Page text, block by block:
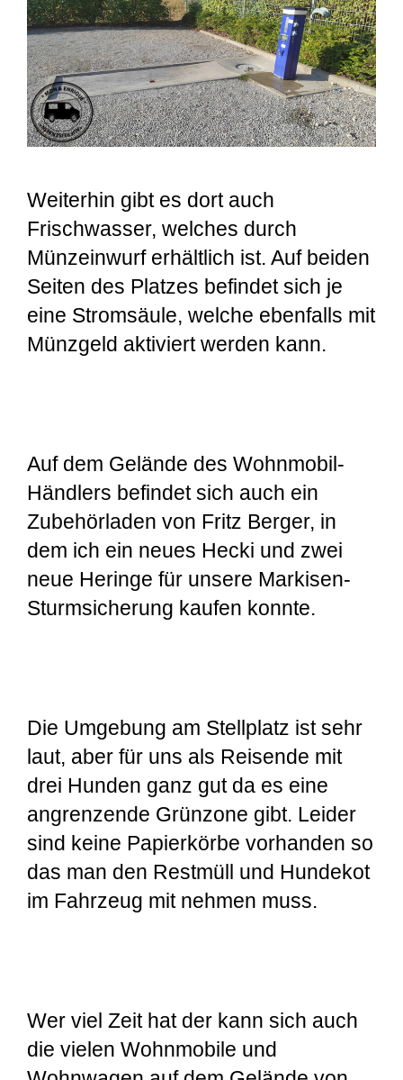
Weiterhin gibt es dort auch
Frischwasser, welches durch
Münzeinwurf erhältlich ist. Auf beiden
Seiten des Platzes befindet sich je
eine Stromsäule, welche ebenfalls mit
Münzgeld aktiviert werden kann.
Auf dem Gelände des Wohnmobil-
Händlers befindet sich auch ein
Zubehörladen von Fritz Berger, in
dem ich ein neues Hecki und zwei
neue Heringe für unsere Markisen-
Sturmsicherung kaufen konnte.
Die Umgebung am Stellplatz ist sehr
laut, aber für uns als Reisende mit
drei Hunden ganz gut da es eine
angrenzende Grünzone gibt. Leider
sind keine Papierkörbe vorhanden so
das man den Restmüll und Hundekot
im Fahrzeug mit nehmen muss.
Wer viel Zeit hat der kann sich auch
die vielen Wohnmobile und